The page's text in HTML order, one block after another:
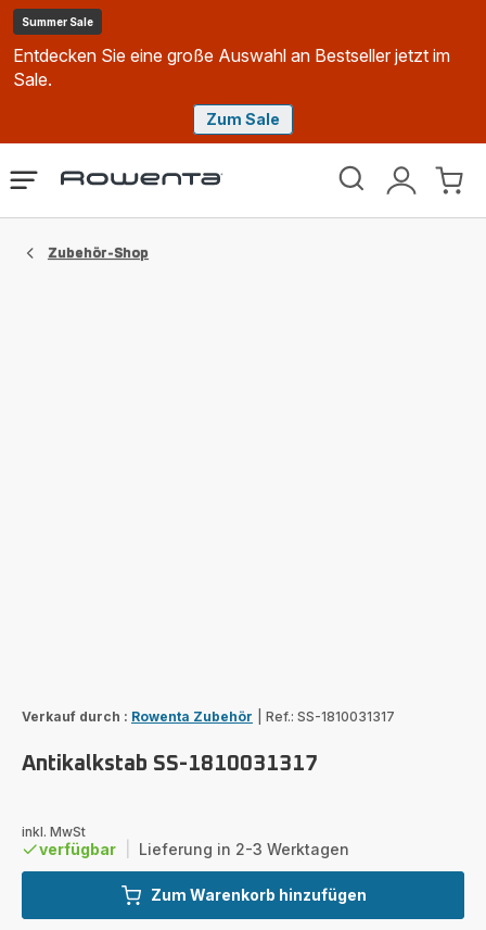
Summer Sale
Entdecken Sie eine große Auswahl an Bestseller jetzt im
Sale.
Zum Sale
Rowenta
Mein
Mein
Das
Zubehör-Shop
Verkauf durch : Rowenta Zubehör Ref.: SS-1810031317
Antikalkstab SS-1810031317
inkl. MwSt
verfügbar Lieferung in 2-3 Werktagen
Zum Warenkorb hinzufügen